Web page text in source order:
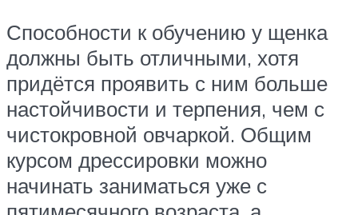
Способности к обучению у щенка
должны быть отличными, хотя
придётся проявить с ним больше
настойчивости и терпения, чем с
чистокровной овчаркой. Общим
курсом дрессировки можно
начинать заниматься уже с